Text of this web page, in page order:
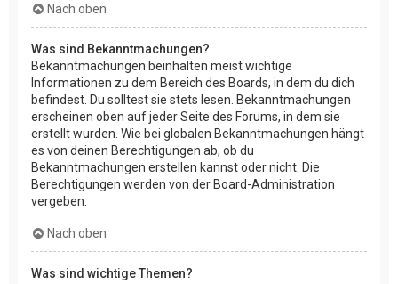
Nach oben
Was sind Bekanntmachungen?
Bekanntmachungen beinhalten meist wichtige
Informationen zu dem Bereich des Boards, in dem du dich
befindest. Du solltest sie stets lesen. Bekanntmachungen
erscheinen oben auf jeder Seite des Forums, in dem sie
erstellt wurden. Wie bei globalen Bekanntmachungen hängt
es von deinen Berechtigungen ab, ob du
Bekanntmachungen erstellen kannst oder nicht. Die
Berechtigungen werden von der Board-Administration
vergeben.
Nach oben
Was sind wichtige Themen?